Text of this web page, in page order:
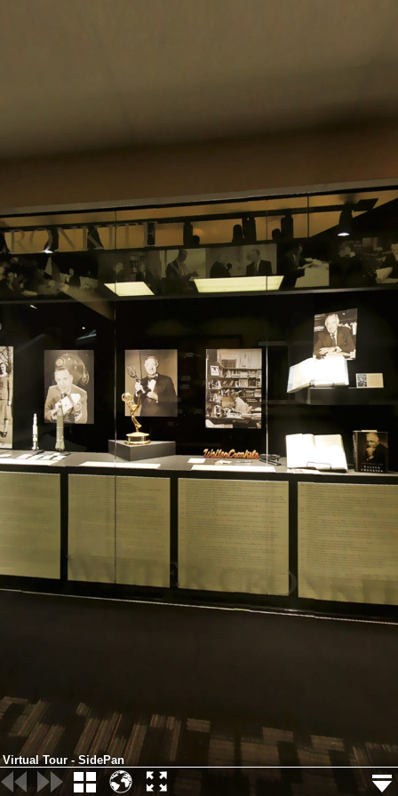
Virtual Tour - SidePan